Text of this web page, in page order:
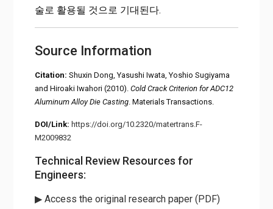
술로 활용될 것으로 기대된다.
Source Information
Citation: Shuxin Dong, Yasushi Iwata, Yoshio Sugiyama
and Hiroaki Iwahori (2010). Cold Crack Criterion for ADC12
Aluminum Alloy Die Casting. Materials Transactions.
DOI/Link: https://doi.org/10.2320/matertrans.F-
M2009832
Technical Review Resources for
Engineers:
▶ Access the original research paper (PDF)